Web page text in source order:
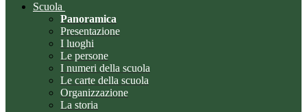
Scuola
Panoramica
Presentazione
I luoghi
Le persone
I numeri della scuola
Le carte della scuola
Organizzazione
La storia